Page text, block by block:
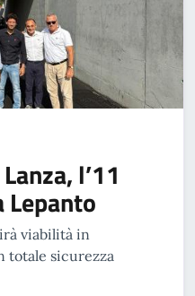
l’11
viabilità in
totale sicurezza